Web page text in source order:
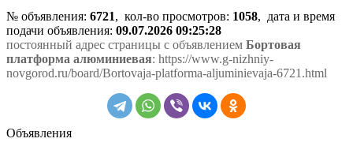
№ объявления: 6721, кол-во просмотров: 1058, дата и время
подачи объявления: 09.07.2026 09:25:28
постоянный адрес страницы с объявлением Бортовая
платформа алюминиевая: https://www.g-nizhniy-
novgorod.ru/board/Bortovaja-platforma-aljuminievaja-6721.html
Объявления